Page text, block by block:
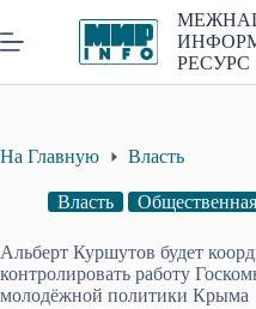
к
сути
РЕСУРС
На Главную Власть
Власть
Альберт Куршутов будет
контролировать работу
молодёжной политики Крыма